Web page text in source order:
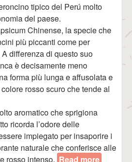
tipico del Perú molto
del paese.
Chinense, la specie che
più piccanti come per
differenza di questo suo
è decisamente meno
forma più lunga e affusolata e
rosso scuro che tende al
aromatico che sprigiona
ricorda l’odore delle
impiegato per insaporire i
naturale che conferisce alle
rosso intenso. Read more